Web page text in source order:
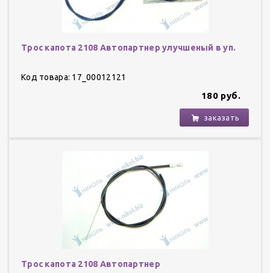
Трос капота 2108 Автопартнер улучшеный в уп.
Код товара: 17_00012121
180 руб.
заказать
Трос капота 2108 Автопартнер